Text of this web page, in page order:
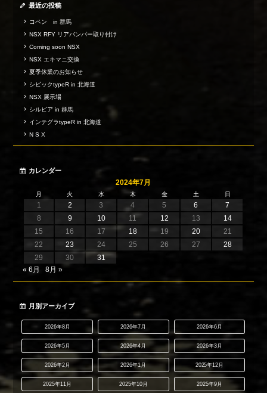
最近の投稿
コペン in 群馬
NSX RFY リアバンパー取り付け
Coming soon NSX
NSX エキマニ交換
夏季休業のお知らせ
シビックtypeR in 北海道
NSX 展示場
シルビア in 群馬
インテグラtypeR in 北海道
N S X
カレンダー
2024年7月
月 火 水 木 金 土 日
1 2 3 4 5 6
7
8
9 10 11 12 13
14
15
16 17 18 19 20
21
22
23 24 25 26 27
28
29
30
31
« 6月
8月 »
月別アーカイブ
2026年8月 2026年7月 2026年6月
2026年5月 2026年4月 2026年3月
2026年2月 2026年1月 2025年12月
2025年11月 2025年10月 2025年9月